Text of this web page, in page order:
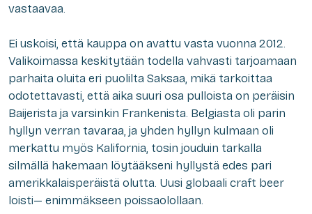
vastaavaa.
Ei uskoisi, että kauppa on avattu vasta vuonna 2012.
Valikoimassa keskitytään todella vahvasti tarjoamaan
parhaita oluita eri puolilta Saksaa, mikä tarkoittaa
odotettavasti, että aika suuri osa pulloista on peräisin
Baijerista ja varsinkin Frankenista. Belgiasta oli parin
hyllyn verran tavaraa, ja yhden hyllyn kulmaan oli
merkattu myös Kalifornia, tosin jouduin tarkalla
silmällä hakemaan löytääkseni hyllystä edes pari
amerikkalaisperäistä olutta. Uusi globaali craft beer
loisti— enimmäkseen poissaolollaan.